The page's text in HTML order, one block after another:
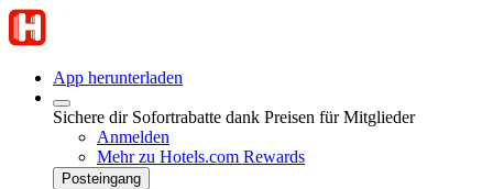
App herunterladen
Sichere dir Sofortrabatte dank Preisen für Mitglieder
Anmelden
Mehr zu Hotels.com Rewards
Posteingang